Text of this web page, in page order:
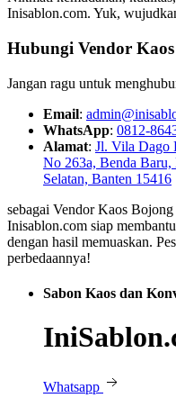
Inisablon.com. Yuk,
Hubungi Vendor
Jangan ragu untuk
Email:
WhatsApp: 0812-
Alamat: Jl. Vila Dago
No 263a, Benda Baru,
Selatan, Banten 15416
sebagai Vendor Kaos
Inisablon.com siap
dengan hasil memuaskan.
perbedaannya!
Sabon Kaos dan
Whatsapp